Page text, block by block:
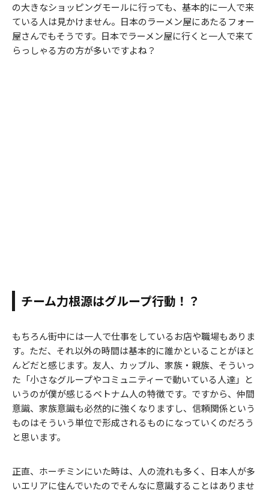
の大きなショッピングモールに行っても、基本的に一人で来
ている人は見かけません。日本のラーメン屋にあたるフォー
屋さんでもそうです。日本でラーメン屋に行くと一人で来て
らっしゃる方の方が多いですよね？
チーム力根源はグループ行動！？
もちろん街中には一人で仕事をしているお店や職場もありま
す。ただ、それ以外の時間は基本的に誰かといることがほと
んどだと感じます。友人、カップル、家族・親族、そういっ
た「小さなグループやコミュニティーで動いている人達」と
いうのが僕が感じるベトナム人の特徴です。ですから、仲間
意識、家族意識も必然的に強くなりますし、信頼関係という
ものはそういう単位で形成されるものになっていくのだろう
と思います。
正直、ホーチミンにいた時は、人の流れも多く、日本人が多
いエリアに住んでいたのでそんなに意識することはありませ